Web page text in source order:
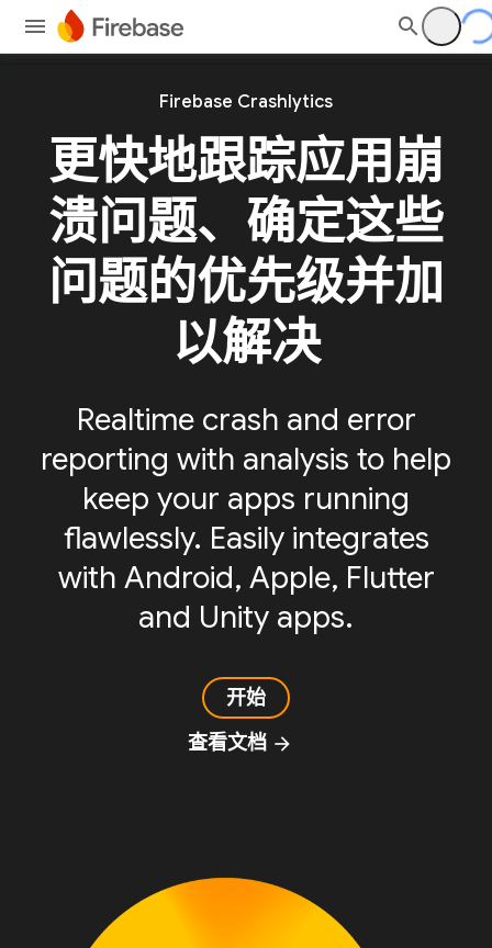
Firebase Crashlytics
更快地跟踪应用崩
溃问题、确定这些
问题的优先级并加
以解决
Realtime crash and error
reporting with analysis to help
keep your apps running
flawlessly. Easily integrates
with Android, Apple, Flutter
and Unity apps.
开始
查看文档 arrow_forward